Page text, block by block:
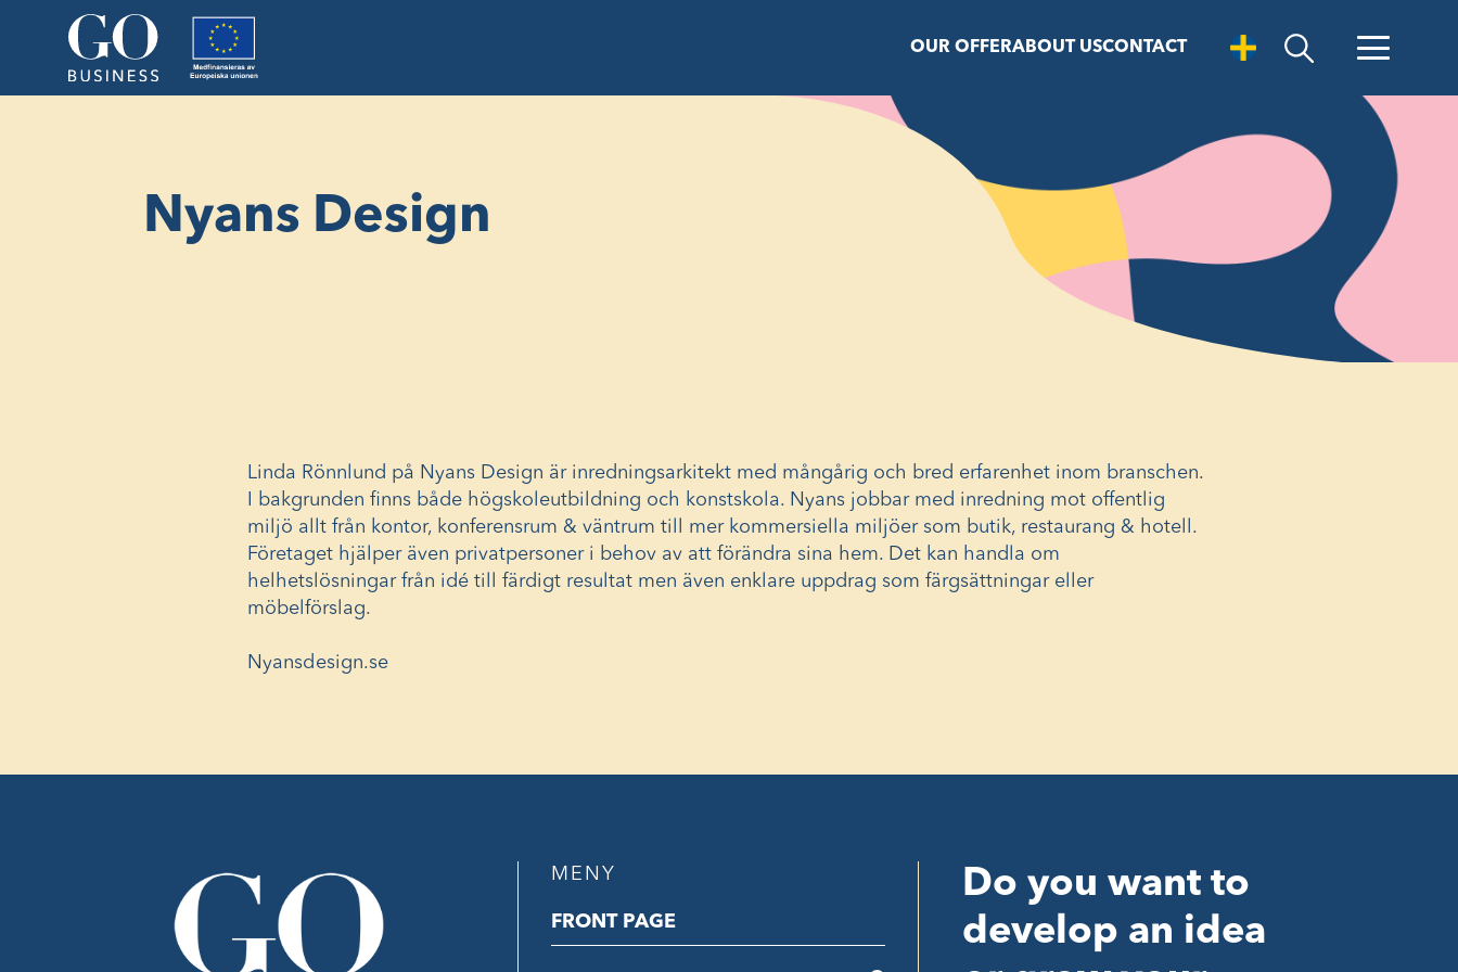
OUR OFFERABOUT USCONTACT
Open Search
-
Nyans Design
Linda Rönnlund på Nyans Design är inredningsarkitekt med mångårig och bred erfarenhet inom branschen.
I bakgrunden finns både högskoleutbildning och konstskola. Nyans jobbar med inredning mot offentlig
miljö allt från kontor, konferensrum & väntrum till mer kommersiella miljöer som butik, restaurang & hotell.
Företaget hjälper även privatpersoner i behov av att förändra sina hem. Det kan handla om
helhetslösningar från idé till färdigt resultat men även enklare uppdrag som färgsättningar eller
möbelförslag.
Nyansdesign.se
MENY
FRONT PAGE
Do you want to
develop an idea